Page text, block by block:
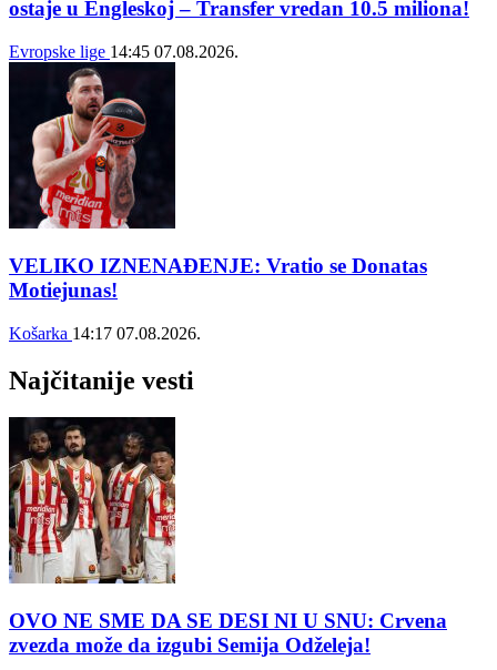
ostaje u Engleskoj – Transfer vredan 10.5 miliona!
Evropske lige 14:45 07.08.2026.
VELIKO IZNENAĐENJE: Vratio se Donatas
Motiejunas!
Košarka 14:17 07.08.2026.
Najčitanije vesti
OVO NE SME DA SE DESI NI U SNU: Crvena
zvezda može da izgubi Semija Odželeja!